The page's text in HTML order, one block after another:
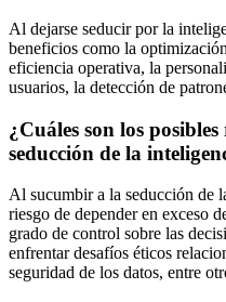
Al dejarse seducir por la
beneficios como la
eficiencia operativa, la
usuarios, la detección de
¿Cuáles son los
seducción de la
Al sucumbir a la seducción de
riesgo de depender en exceso
grado de control sobre las
enfrentar desafíos éticos
seguridad de los datos, entre